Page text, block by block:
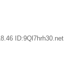
ID:9Ql7hrh30.net